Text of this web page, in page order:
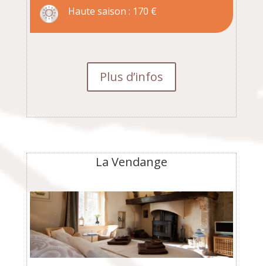
Haute saison : 170 €
Plus d’infos
La Vendange